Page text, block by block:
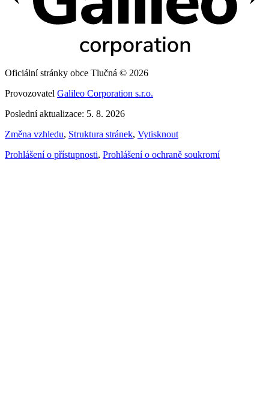
Oficiální stránky obce Tlučná © 2026
Provozovatel Galileo Corporation s.r.o.
Poslední aktualizace: 5. 8. 2026
Změna vzhledu, Struktura stránek, Vytisknout
Prohlášení o přístupnosti, Prohlášení o ochraně soukromí